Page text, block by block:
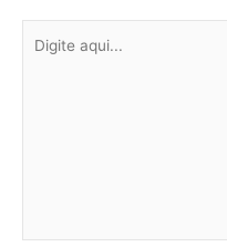
aqui...